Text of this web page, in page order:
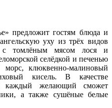
предложит гостям блюда и
уху из трёх видов
с томлёным мясом лося и
селёдкой и печенью
морс, клюквенно-малиновый
кисель. В качестве
каждый желающий сможет
а также сушёные белые